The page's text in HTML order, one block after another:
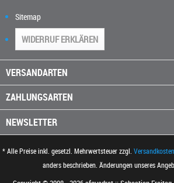
Sitemap
WIDERRUF ERKLÄREN
VERSANDARTEN
ZAHLUNGSARTEN
NEWSLETTER
* Alle Preise inkl. gesetzl. Mehrwertsteuer zzgl.
anders beschrieben. Änderungen unseres